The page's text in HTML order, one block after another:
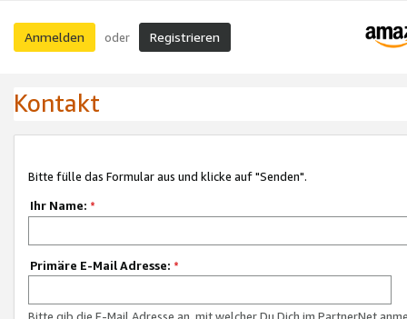
Anmelden oder Registrieren
Kontakt
Bitte fülle das Formular aus und klicke auf "Senden".
Ihr Name: *
Primäre E-Mail Adresse: *